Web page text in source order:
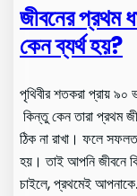
জীবনের প্রথম
কেন ব্যর্থ হয়?
পৃথিবীর শতকরা প্রায় ৯০
কিন্তু কেন তারা প্রথম
ঠিক না রাখা। ফলে
হয়। তাই আপনি জীবনে
চাইলে, প্রথমেই